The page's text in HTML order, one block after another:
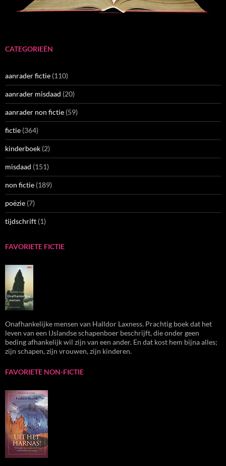
CATEGORIEËN
aanrader fictie (110)
aanrader misdaad (20)
aanrader non fictie (59)
fictie (364)
kinderboek (2)
misdaad (151)
non fictie (189)
poëzie (7)
tijdschrift (1)
FAVORIETE FICTIE
Onafhankelijke mensen van Halldor Laxness. Prachtig boek dat het
leven van een IJslandse schapenboer beschrijft, die onder geen
beding afhankelijk wil zijn van een ander. En dat kost hem bijna alles;
zijn schapen, zijn vrouwen, zijn kinderen.
FAVORIETE NON-FICTIE